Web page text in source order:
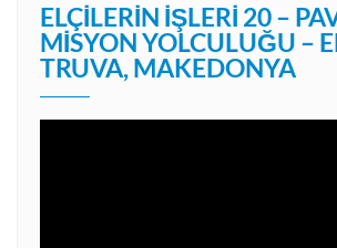
ELÇILERIN İŞLERI 20 –
MISYON YOLCULUĞU –
TRUVA, MAKEDONYA